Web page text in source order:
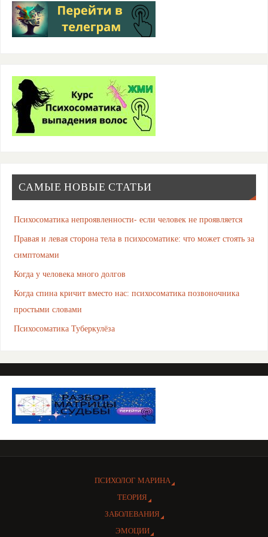
САМЫЕ НОВЫЕ СТАТЬИ
Психосоматика непроявленности- если человек не проявляется
Правая и левая сторона тела в психосоматике: что может стоять за
симптомами
Когда у человека много долгов
Когда спина кричит вместо нас: психосоматика позвоночника
простыми словами
Психосоматика Туберкулёза
ПСИХОЛОГ МАРИНА
ТЕОРИЯ
ЗАБОЛЕВАНИЯ
ЭМОЦИИ